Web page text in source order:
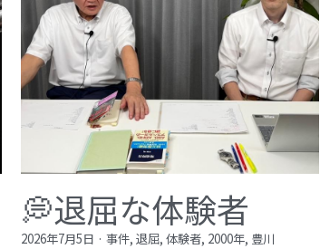
💭退屈な体験者
2026年7月5日 · 事件, 退屈, 体験者, 2000年, 豊川